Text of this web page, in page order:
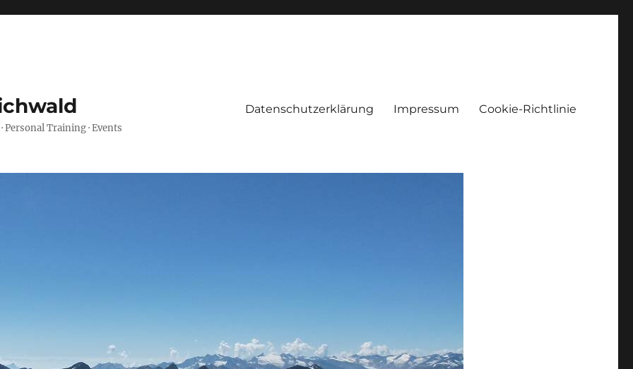
Personal Training · Events
Datenschutzerklärung Impressum Cookie-Richtlinie